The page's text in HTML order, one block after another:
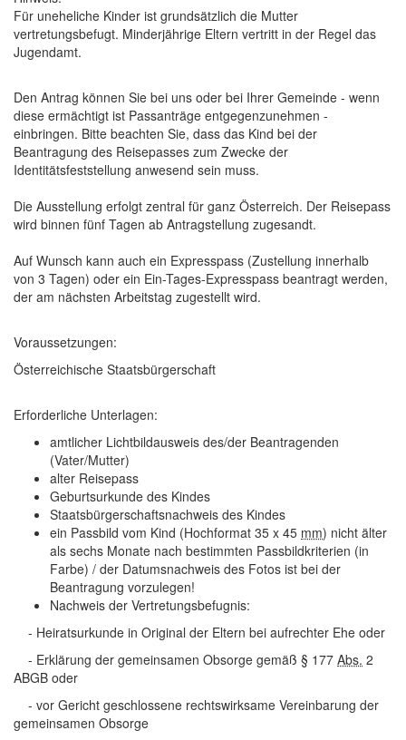
Für uneheliche Kinder ist grundsätzlich die Mutter
vertretungsbefugt. Minderjährige Eltern vertritt in der Regel das
Jugendamt.
Den Antrag können Sie bei uns oder bei Ihrer Gemeinde - wenn
diese ermächtigt ist Passanträge entgegenzunehmen -
einbringen. Bitte beachten Sie, dass das Kind bei der
Beantragung des Reisepasses zum Zwecke der
Identitätsfeststellung anwesend sein muss.
Die Ausstellung erfolgt zentral für ganz Österreich. Der Reisepass
wird binnen fünf Tagen ab Antragstellung zugesandt.
Auf Wunsch kann auch ein Expresspass (Zustellung innerhalb
von 3 Tagen) oder ein Ein-Tages-Expresspass beantragt werden,
der am nächsten Arbeitstag zugestellt wird.
Voraussetzungen:
Österreichische Staatsbürgerschaft
Erforderliche Unterlagen:
amtlicher Lichtbildausweis des/der Beantragenden
(Vater/Mutter)
alter Reisepass
Geburtsurkunde des Kindes
Staatsbürgerschaftsnachweis des Kindes
ein Passbild vom Kind (Hochformat 35 x 45 mm) nicht älter
als sechs Monate nach bestimmten Passbildkriterien (in
Farbe) / der Datumsnachweis des Fotos ist bei der
Beantragung vorzulegen!
Nachweis der Vertretungsbefugnis:
- Heiratsurkunde in Original der Eltern bei aufrechter Ehe oder
- Erklärung der gemeinsamen Obsorge gemäß § 177 Abs. 2
ABGB oder
- vor Gericht geschlossene rechtswirksame Vereinbarung der
gemeinsamen Obsorge